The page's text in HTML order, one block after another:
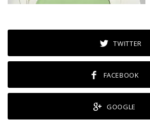
TWITTER
FACEBOOK
GOOGLE